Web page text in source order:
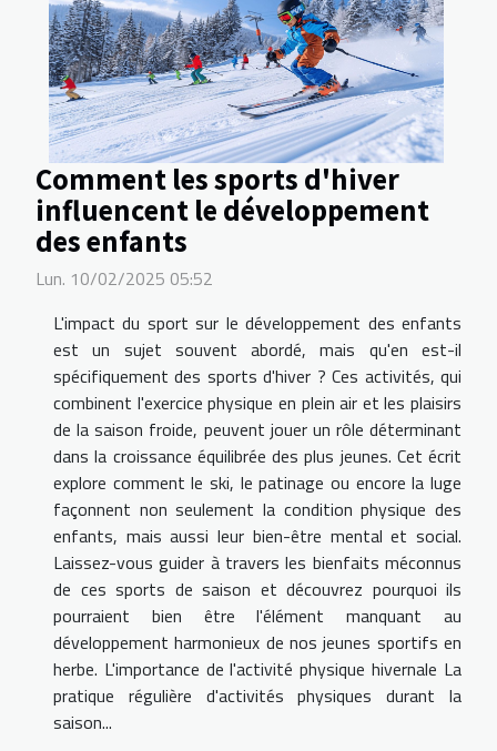
Comment les sports d'hiver
influencent le développement
des enfants
Lun. 10/02/2025 05:52
L'impact du sport sur le développement des enfants
est un sujet souvent abordé, mais qu'en est-il
spécifiquement des sports d'hiver ? Ces activités, qui
combinent l'exercice physique en plein air et les plaisirs
de la saison froide, peuvent jouer un rôle déterminant
dans la croissance équilibrée des plus jeunes. Cet écrit
explore comment le ski, le patinage ou encore la luge
façonnent non seulement la condition physique des
enfants, mais aussi leur bien-être mental et social.
Laissez-vous guider à travers les bienfaits méconnus
de ces sports de saison et découvrez pourquoi ils
pourraient bien être l'élément manquant au
développement harmonieux de nos jeunes sportifs en
herbe. L'importance de l'activité physique hivernale La
pratique régulière d'activités physiques durant la
saison...